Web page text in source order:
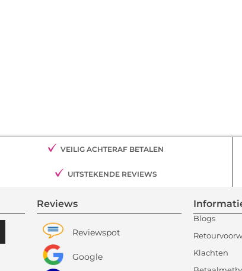
VEILIG ACHTERAF BETALEN
UITSTEKENDE REVIEWS
Reviews
Reviewspot
Google
Blogs
Klachten